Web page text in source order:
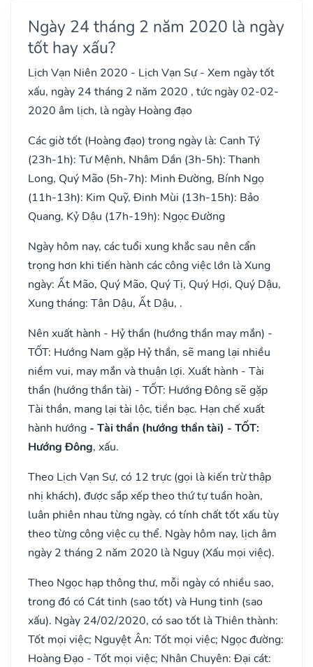
Ngày 24 tháng 2 năm 2020 là ngày
tốt hay xấu?
Lịch Vạn Niên 2020 - Lịch Vạn Sự - Xem ngày tốt
xấu, ngày 24 tháng 2 năm 2020 , tức ngày 02-02-
2020 âm lịch, là ngày Hoàng đạo
Các giờ tốt (Hoàng đạo) trong ngày là: Canh Tý
(23h-1h): Tư Mệnh, Nhâm Dần (3h-5h): Thanh
Long, Quý Mão (5h-7h): Minh Đường, Bính Ngọ
(11h-13h): Kim Quỹ, Đinh Mùi (13h-15h): Bảo
Quang, Kỷ Dậu (17h-19h): Ngọc Đường
Ngày hôm nay, các tuổi xung khắc sau nên cẩn
trọng hơn khi tiến hành các công việc lớn là Xung
ngày: Ất Mão, Quý Mão, Quý Tị, Quý Hợi, Quý Dậu,
Xung tháng: Tân Dậu, Ất Dậu, .
Nên xuất hành - Hỷ thần (hướng thần may mắn) -
TỐT: Hướng Nam gặp Hỷ thần, sẽ mang lại nhiều
niềm vui, may mắn và thuận lợi. Xuất hành - Tài
thần (hướng thần tài) - TỐT: Hướng Đông sẽ gặp
Tài thần, mang lại tài lộc, tiền bạc. Hạn chế xuất
hành hướng - Tài thần (hướng thần tài) - TỐT:
Hướng Đông, xấu.
Theo Lịch Vạn Sự, có 12 trực (gọi là kiến trừ thập
nhị khách), được sắp xếp theo thứ tự tuần hoàn,
luân phiên nhau từng ngày, có tính chất tốt xấu tùy
theo từng công việc cụ thể. Ngày hôm nay, lịch âm
ngày 2 tháng 2 năm 2020 là Nguy (Xấu mọi việc).
Theo Ngọc hạp thông thư, mỗi ngày có nhiều sao,
trong đó có Cát tinh (sao tốt) và Hung tinh (sao
xấu). Ngày 24/02/2020, có sao tốt là Thiên thành:
Tốt mọi việc; Nguyệt Ân: Tốt mọi việc; Ngọc đường:
Hoàng Đạo - Tốt mọi việc; Nhân Chuyên: Đại cát: